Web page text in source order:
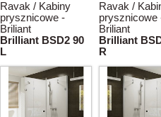
Ravak / Kabiny
prysznicowe -
Briliant
Brilliant BSD2 90
L
Ravak /
prysznicowe
Briliant
Brilliant
R